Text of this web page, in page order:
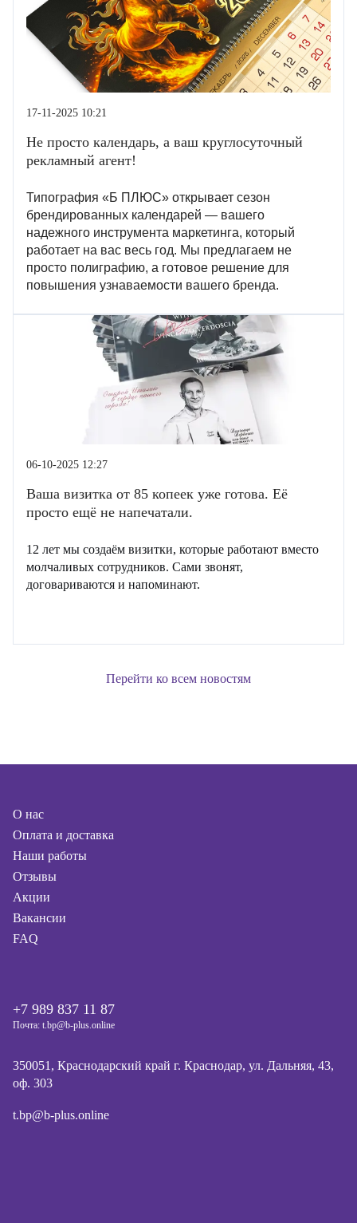
17-11-2025 10:21
Не просто календарь, а ваш круглосуточный
рекламный агент!
Типография «Б ПЛЮС» открывает сезон
брендированных календарей — вашего
надежного инструмента маркетинга, который
работает на вас весь год. Мы предлагаем не
просто полиграфию, а готовое решение для
повышения узнаваемости вашего бренда.
06-10-2025 12:27
Ваша визитка от 85 копеек уже готова. Её
просто ещё не напечатали.
12 лет мы создаём визитки, которые работают вместо
молчаливых сотрудников. Сами звонят,
договариваются и напоминают.
Перейти ко всем новостям
О нас
Оплата и доставка
Наши работы
Отзывы
Акции
Вакансии
FAQ
+7 989 837 11 87
Почта: t.bp@b-plus.online
350051, Краснодарский край г. Краснодар, ул. Дальняя, 43,
оф. 303
t.bp@b-plus.online